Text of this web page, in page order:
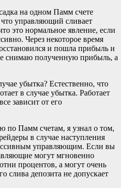
на одном Памм счете
управляющий сливает
это нормальное явление, если
Через некоторое время
и пошла прибыль и
снимаю полученную прибыль, а
убытка? Естественно, что
в случае убытка. Работает
зависит от его
по Памм счетам, я узнал о том,
в случае наступления
управляющим. Если вы
могут мгновенно
процентов, а могут очень
слива депозита не допускает